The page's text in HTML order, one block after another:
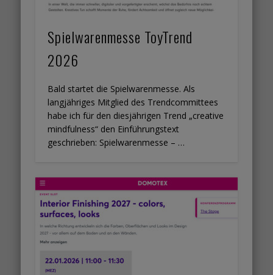
Spielwarenmesse ToyTrend
2026
Bald startet die Spielwarenmesse. Als
langjähriges Mitglied des Trendcommittees
habe ich für den diesjährigen Trend „creative
mindfulness“ den Einführungstext
geschrieben: Spielwarenmesse – …